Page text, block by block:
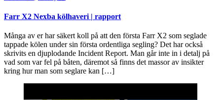
Farr X2 Nexba kölhaveri | rapport
Många av er har säkert koll på att den första Farr X2 som seglade
tappade kölen under sin första ordentliga segling? Det har också
skrivits en djuplodande Incident Report. Man går inte in i detalj på
vad som var fel på båten, däremot så finns det massor av insikter
kring hur man som seglare kan […]